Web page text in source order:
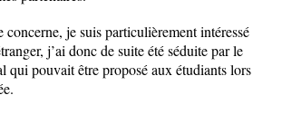
concerne, je suis particulièrement intéressé
j’ai donc de suite été séduite par le
qui pouvait être proposé aux étudiants lors